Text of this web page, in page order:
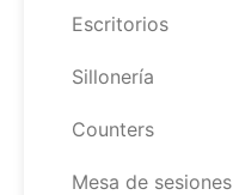
Escritorios
Sillonería
Counters
Mesa de sesiones